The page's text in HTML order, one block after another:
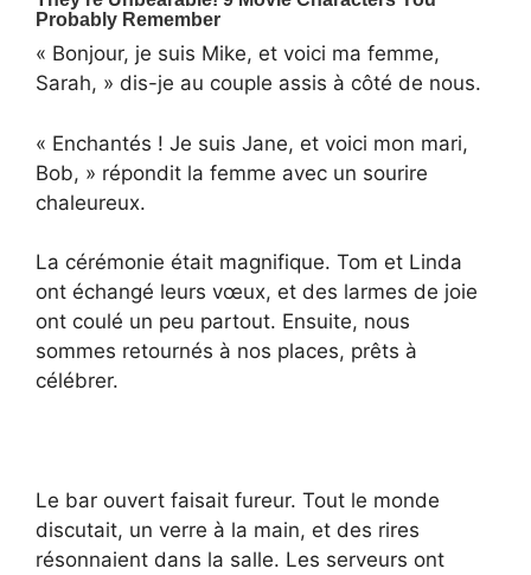
« Bonjour, je suis Mike, et voici ma femme,
Sarah, » dis-je au couple assis à côté de nous.
« Enchantés ! Je suis Jane, et voici mon mari,
Bob, » répondit la femme avec un sourire
chaleureux.
La cérémonie était magnifique. Tom et Linda
ont échangé leurs vœux, et des larmes de joie
ont coulé un peu partout. Ensuite, nous
sommes retournés à nos places, prêts à
célébrer.
Le bar ouvert faisait fureur. Tout le monde
discutait, un verre à la main, et des rires
résonnaient dans la salle. Les serveurs ont